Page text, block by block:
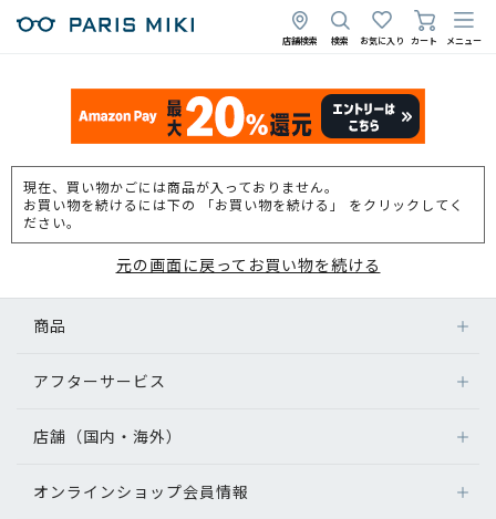
店舗検索 検索 お気に入り カート メニュー
現在、買い物かごには商品が入っておりません。
お買い物を続けるには下の 「お買い物を続ける」 をクリックしてく
ださい。
元の画面に戻ってお買い物を続ける
商品
アフターサービス
店舗（国内・海外）
オンラインショップ会員情報